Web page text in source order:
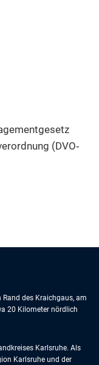
(DVO‐
des Kraichgaus, am
20 Kilometer nördlich
Karlsruhe. Als
Karlsruhe und der